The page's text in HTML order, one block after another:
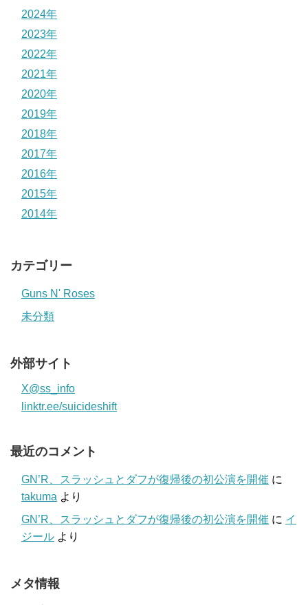
2024年
2023年
2022年
2021年
2020年
2019年
2018年
2017年
2016年
2015年
2014年
カテゴリー
Guns N' Roses
未分類
外部サイト
X@ss_info
linktr.ee/suicideshift
最近のコメント
GN’R、スラッシュとダフが復帰後の初公演を開催 に
takuma より
GN’R、スラッシュとダフが復帰後の初公演を開催 に イ
ジール より
メタ情報